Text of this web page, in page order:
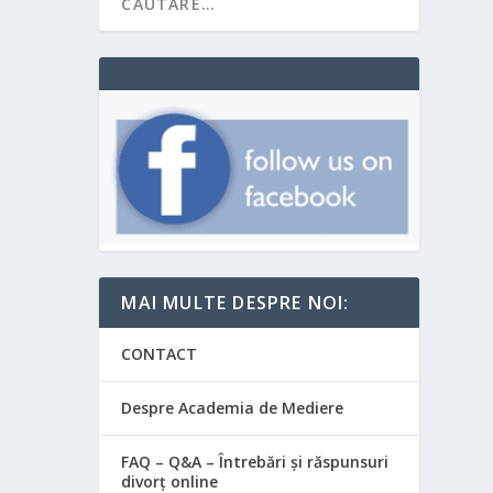
MAI MULTE DESPRE NOI:
CONTACT
Despre Academia de Mediere
FAQ – Q&A – Întrebări și răspunsuri
divorț online